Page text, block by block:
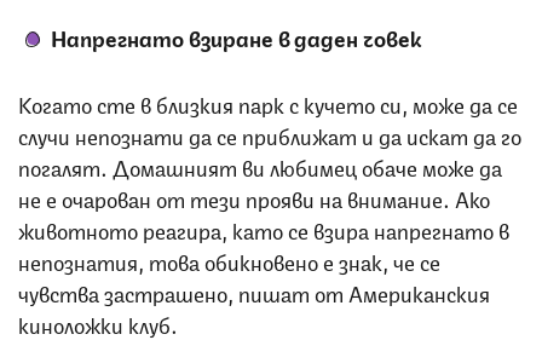
Напрегнато взиране в даден човек
Когато сте в близкия парк с кучето си, може да се
случи непознати да се приближат и да искат да го
погалят. Домашният ви любимец обаче може да
не е очарован от тези прояви на внимание. Ако
животното реагира, като се взира напрегнато в
непознатия, това обикновено е знак, че се
чувства застрашено, пишат от Американския
киноложки клуб.